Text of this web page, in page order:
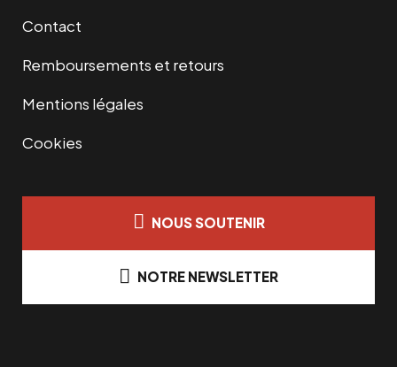
Contact
Remboursements et retours
Mentions légales
Cookies
NOUS SOUTENIR
NOTRE NEWSLETTER